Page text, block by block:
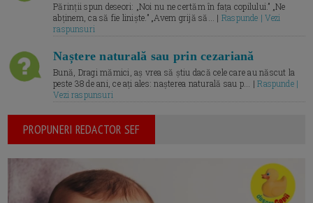
Părinții spun deseori: „Noi nu ne certăm în fața copilului.” „Ne
abținem, ca să fie liniște.” „Avem grijă să... | Raspunde | Vezi
raspunsuri
Naștere naturală sau prin cezariană
Bună, Dragi mămici, aș vrea să știu dacă cele care au născut la
peste 38 de ani, ce ați ales: nașterea naturală sau p... |Raspunde |
Vezi raspunsuri
PROPUNERI REDACTOR SEF